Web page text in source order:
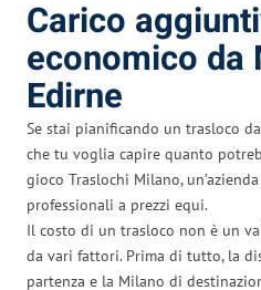
Carico
economico da
Edirne
Se stai pianificando un trasloco
che tu voglia capire quanto
gioco Traslochi Milano,
professionali a prezzi equi.
Il costo di un trasloco non è un
da vari fattori. Prima di tutto, la
partenza e la Milano di